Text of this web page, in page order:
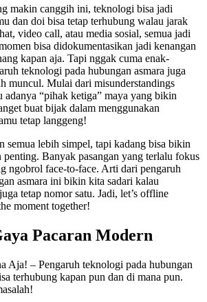
makin canggih ini, teknologi bisa jadi
dan doi bisa tetap terhubung walau jarak
video call, atau media sosial, semua jadi
bisa didokumentasikan jadi kenangan
kapan aja. Tapi nggak cuma enak-
teknologi pada hubungan asmara juga
muncul. Mulai dari misunderstandings
adanya “pihak ketiga” maya yang bikin
buat bijak dalam menggunakan
tetap langgeng!
semua lebih simpel, tapi kadang bisa bikin
penting. Banyak pasangan yang terlalu fokus
ngobrol face-to-face. Arti dari pengaruh
asmara ini bikin kita sadari kalau
tetap nomor satu. Jadi, let’s offline
moment together!
Pacaran Modern
Aja! – Pengaruh teknologi pada hubungan
terhubung kapan pun dan di mana pun.